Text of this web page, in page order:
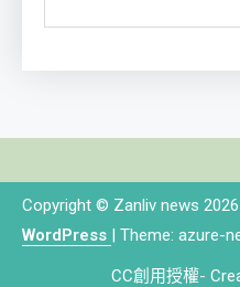
Copyright © Zanliv news 2026
WordPress | Theme: azure-
CC創用授權-